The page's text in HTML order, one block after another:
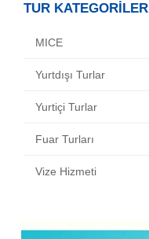
TUR KATEGORİLERİ
MICE
Yurtdışı Turlar
Yurtiçi Turlar
Fuar Turları
Vize Hizmeti